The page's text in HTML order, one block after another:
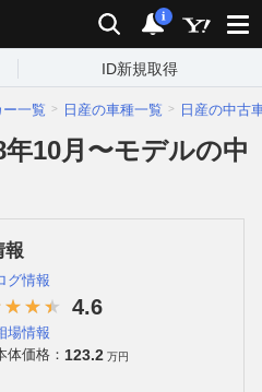
検索 通知
i
ID新規取得
ー一覧 日産の車種一覧 日産の中古
10月〜モデルの中
報
グ情報
4.6
場情報
体価格： 123.2 万円